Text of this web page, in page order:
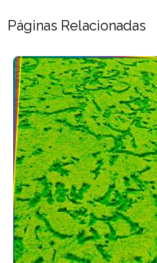
Páginas Relacionadas